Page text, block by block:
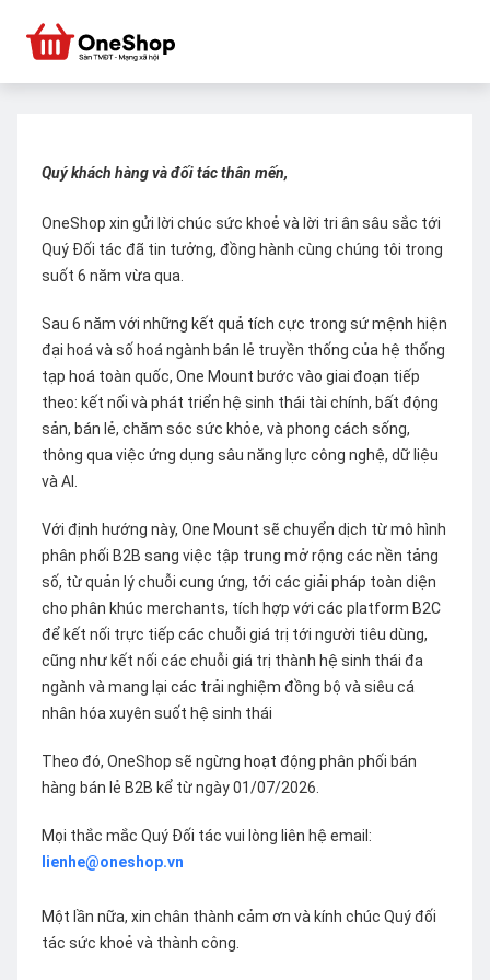
Quý khách hàng và đối tác thân mến,
OneShop xin gửi lời chúc sức khoẻ và lời tri ân sâu sắc tới
Quý Đối tác đã tin tưởng, đồng hành cùng chúng tôi trong
suốt 6 năm vừa qua.
Sau 6 năm với những kết quả tích cực trong sứ mệnh hiện
đại hoá và số hoá ngành bán lẻ truyền thống của hệ thống
tạp hoá toàn quốc, One Mount bước vào giai đoạn tiếp
theo: kết nối và phát triển hệ sinh thái tài chính, bất động
sản, bán lẻ, chăm sóc sức khỏe, và phong cách sống,
thông qua việc ứng dụng sâu năng lực công nghệ, dữ liệu
và AI.
Với định hướng này, One Mount sẽ chuyển dịch từ mô hình
phân phối B2B sang việc tập trung mở rộng các nền tảng
số, từ quản lý chuỗi cung ứng, tới các giải pháp toàn diện
cho phân khúc merchants, tích hợp với các platform B2C
để kết nối trực tiếp các chuỗi giá trị tới người tiêu dùng,
cũng như kết nối các chuỗi giá trị thành hệ sinh thái đa
ngành và mang lại các trải nghiệm đồng bộ và siêu cá
nhân hóa xuyên suốt hệ sinh thái
Theo đó, OneShop sẽ ngừng hoạt động phân phối bán
hàng bán lẻ B2B kể từ ngày 01/07/2026.
Mọi thắc mắc Quý Đối tác vui lòng liên hệ email:
lienhe@oneshop.vn
Một lần nữa, xin chân thành cảm ơn và kính chúc Quý đối
tác sức khoẻ và thành công.